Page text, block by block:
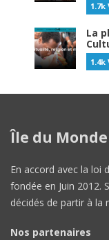
1.7k
La
1.4k
Île du Monde
En accord avec la loi
fondée en Juin 2012.
décidés de partir à la
Nos partenaires